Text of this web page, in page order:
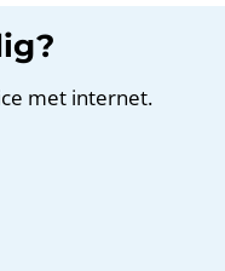
met internet.